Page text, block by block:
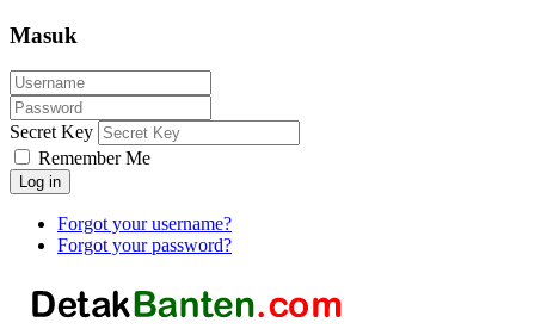
Masuk
Secret Key
Remember Me
Log in
Forgot your username?
Forgot your password?